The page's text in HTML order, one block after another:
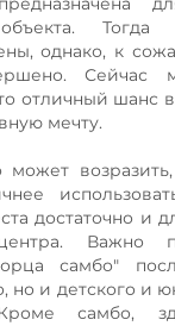
Тогда
однако, к
Сейчас
отличный шанс
мечту.
может
достаточно и
Важно
самбо"
но и детского и
самбо,